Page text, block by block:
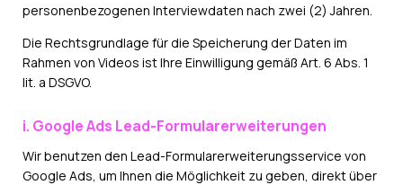
personenbezogenen Interviewdaten nach zwei (2) Jahren.
Die Rechtsgrundlage für die Speicherung der Daten im
Rahmen von Videos ist Ihre Einwilligung gemäß Art. 6 Abs. 1
lit. a DSGVO.
i. Google Ads Lead-Formularerweiterungen
Wir benutzen den Lead-Formularerweiterungsservice von
Google Ads, um Ihnen die Möglichkeit zu geben, direkt über